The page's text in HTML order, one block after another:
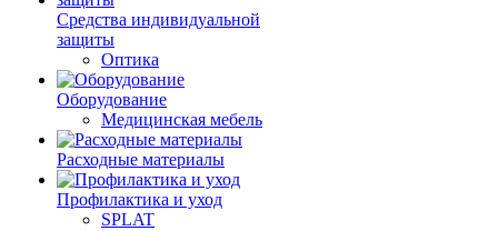
Средства индивидуальной
защиты
Оптика
Оборудование
Медицинская мебель
Расходные материалы
Профилактика и уход
SPLAT